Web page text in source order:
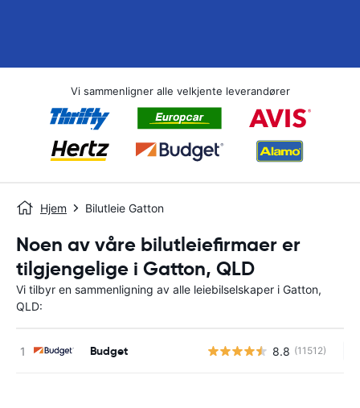
Vi sammenligner alle velkjente leverandører
Hjem Bilutleie Gatton
Noen av våre bilutleiefirmaer er
tilgjengelige i Gatton, QLD
Vi tilbyr en sammenligning av alle leiebilselskaper i Gatton,
QLD:
Budget 8.8 (11512)